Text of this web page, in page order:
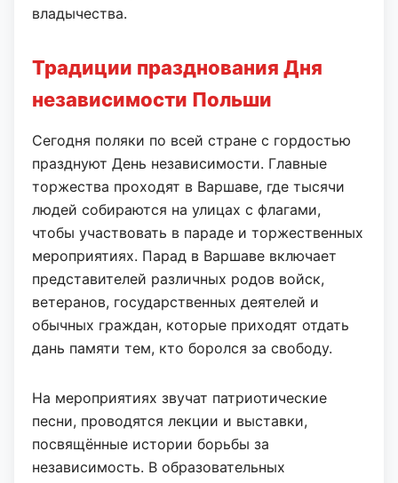
владычества.
Традиции празднования Дня
независимости Польши
Сегодня поляки по всей стране с гордостью
празднуют День независимости. Главные
торжества проходят в Варшаве, где тысячи
людей собираются на улицах с флагами,
чтобы участвовать в параде и торжественных
мероприятиях. Парад в Варшаве включает
представителей различных родов войск,
ветеранов, государственных деятелей и
обычных граждан, которые приходят отдать
дань памяти тем, кто боролся за свободу.
На мероприятиях звучат патриотические
песни, проводятся лекции и выставки,
посвящённые истории борьбы за
независимость. В образовательных